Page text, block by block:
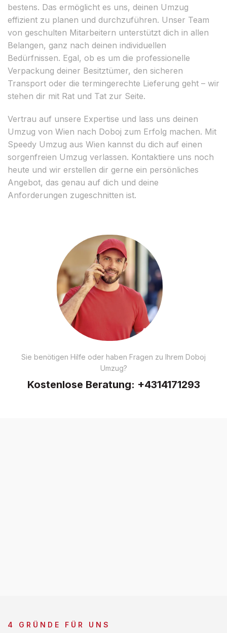
bestens. Das ermöglicht es uns, deinen Umzug
effizient zu planen und durchzuführen. Unser Team
von geschulten Mitarbeitern unterstützt dich in allen
Belangen, ganz nach deinen individuellen
Bedürfnissen. Egal, ob es um die professionelle
Verpackung deiner Besitztümer, den sicheren
Transport oder die termingerechte Lieferung geht – wir
stehen dir mit Rat und Tat zur Seite.
Vertrau auf unsere Expertise und lass uns deinen
Umzug von Wien nach Doboj zum Erfolg machen. Mit
Speedy Umzug aus Wien kannst du dich auf einen
sorgenfreien Umzug verlassen. Kontaktiere uns noch
heute und wir erstellen dir gerne ein persönliches
Angebot, das genau auf dich und deine
Anforderungen zugeschnitten ist.
Sie benötigen Hilfe oder haben Fragen zu Ihrem Doboj
Umzug?
Kostenlose Beratung: +4314171293
4 GRÜNDE FÜR UNS